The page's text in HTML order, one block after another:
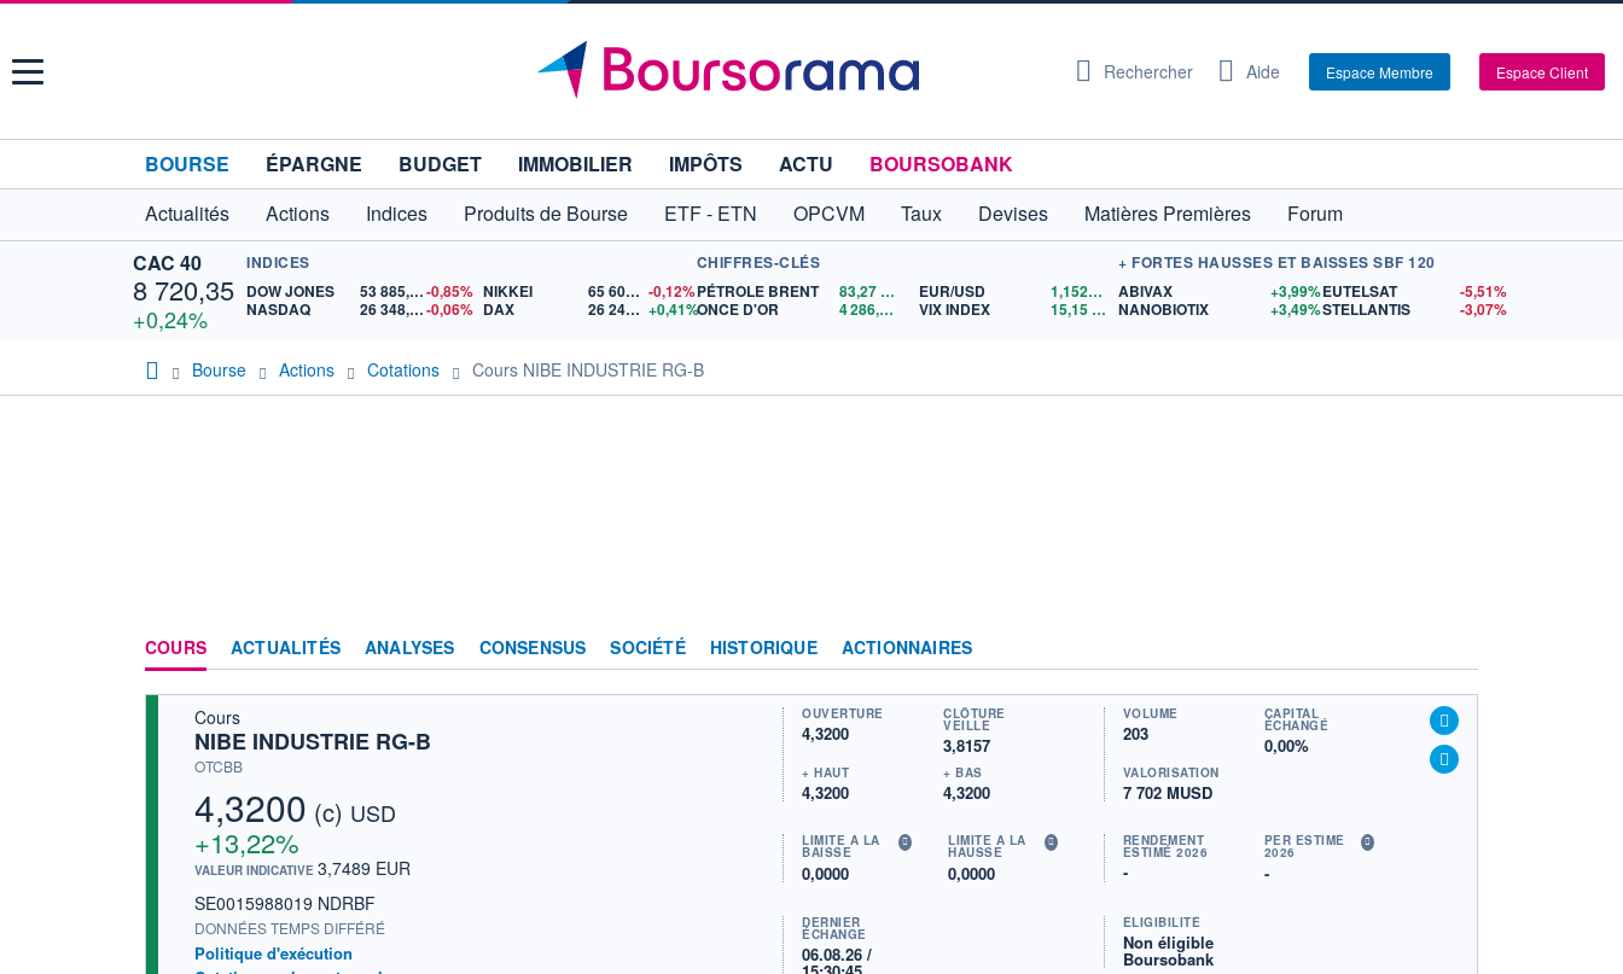
Menu Rechercher Aide Espace Membre Espace Client
BOURSE ÉPARGNE BUDGET IMMOBILIER IMPÔTS ACTU
BOURSOBANK
Actualités
Actions Indices Produits de Bourse ETF - ETN OPCVM Taux Devises Matières Premières
Forum
CAC 40
8 720,35
+0,24%
INDICES
DOW JONES
53 885,10-0,85%
NASDAQ
26 348,35-0,06%
NIKKEI 65 606,71 -0,12%
DAX
26 247,31 +0,41%
CHIFFRES-CLÉS
PÉTROLE BRENT
83,27
ONCE D'OR
4 286,86 $US
EUR/USD 1,1522$US
VIX INDEX
15,15$US
+ FORTES HAUSSES ET BAISSES SBF 120
ABIVAX
+3,99%
NANOBIOTIX
+3,49%
EUTELSAT
-5,51%
STELLANTIS
-3,07%
Bourse Actions Cotations Cours NIBE INDUSTRIE RG-B
COURS ACTUALITÉS ANALYSES CONSENSUS SOCIÉTÉ HISTORIQUE ACTIONNAIRES
Cours
NIBE INDUSTRIE RG-B
OTCBB
4,3200 (c) USD
+13,22%
VALEUR INDICATIVE 3,7489 EUR
SE0015988019 NDRBF
DONNÉES TEMPS DIFFÉRÉ
Politique d'exécution
OUVERTURE
4,3200
CLÔTURE
VEILLE
3,8157
+ HAUT
4,3200
+ BAS
4,3200
VOLUME
203
CAPITAL
ÉCHANGÉ
0,00%
VALORISATION
7 702 MUSD
LIMITE À LA
BAISSE
0,0000
LIMITE À LA
HAUSSE
0,0000
RENDEMENT
ESTIMÉ 2026
-
PER ESTIMÉ
2026
-
DERNIER
ÉCHANGE
06.08.26 /
ÉLIGIBILITÉ
Non éligible
Boursobank